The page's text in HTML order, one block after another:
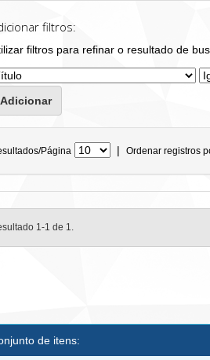
filtros:
filtros para refinar o resultado de
Página | Ordenar registros
1-1 de 1.
de itens: